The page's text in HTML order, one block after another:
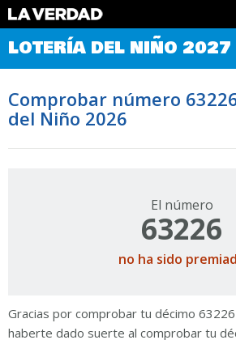
Comprobar Loteria del Niño
Premios
Noticias
Datos
Historia
LOTERÍA DEL NIÑO 2027
Comprobar número
del Niño 2026
El número
63226
no ha sido
Gracias por comprobar tu décimo
haberte dado suerte al comprobar tu